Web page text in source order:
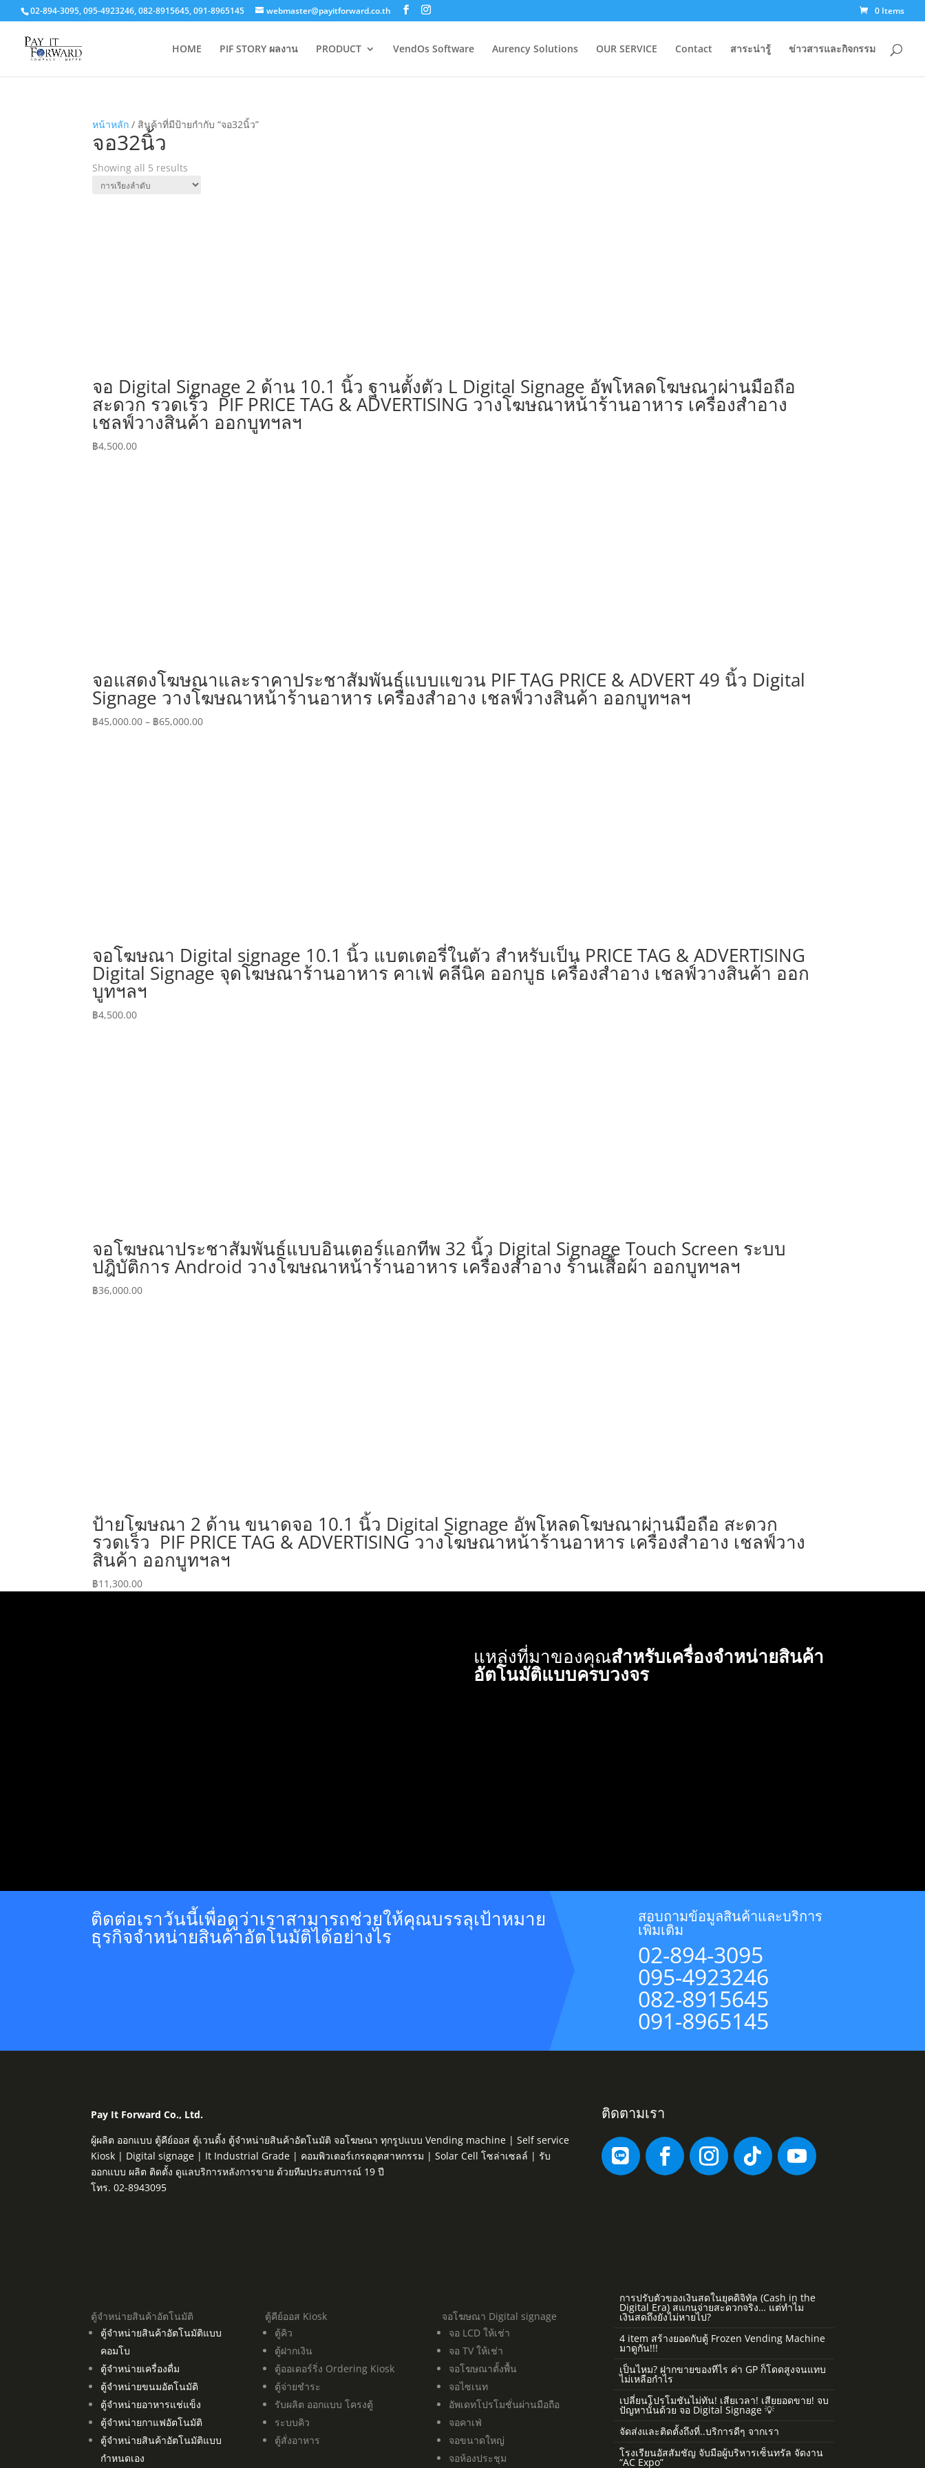
02-894-3095, 095-4923246, 082-8915645, 091-8965145 webmaster@payitforward.co.th 0 Items
HOME PIF STORY ผลงาน PRODUCT VendOs Software Aurency Solutions OUR SERVICE Contact สาระน่ารู้ ข่าวสารและกิจกรรม
หน้าหลัก / สินค้าที่มีป้ายกำกับ “จอ32นิ้ว”
จอ32นิ้ว
Showing all 5 results
จอ Digital Signage 2 ด้าน 10.1 นิ้ว ฐานตั้งตัว L Digital Signage อัพโหลดโฆษณาผ่านมือถือ
สะดวก รวดเร็ว PIF PRICE TAG & ADVERTISING วางโฆษณาหน้าร้านอาหาร เครื่องสำอาง
เชลฟ์วางสินค้า ออกบูทฯลฯ
฿4,500.00
จอแสดงโฆษณาและราคาประชาสัมพันธ์แบบแขวน PIF TAG PRICE & ADVERT 49 นิ้ว Digital
Signage วางโฆษณาหน้าร้านอาหาร เครื่องสำอาง เชลฟ์วางสินค้า ออกบูทฯลฯ
฿45,000.00 – ฿65,000.00Price
จอโฆษณา Digital signage 10.1 นิ้ว แบตเตอรี่ในตัว สำหรับเป็น PRICE TAG & ADVERTISING
Digital Signage จุดโฆษณาร้านอาหาร คาเฟ่ คลีนิค ออกบูธ เครื่องสำอาง เชลฟ์วางสินค้า ออก
บูทฯลฯ
฿4,500.00
จอโฆษณาประชาสัมพันธ์แบบอินเตอร์แอกทีพ 32 นิ้ว Digital Signage Touch Screen ระบบ
ปฎิบัติการ Android วางโฆษณาหน้าร้านอาหาร เครื่องสำอาง ร้านเสื้อผ้า ออกบูทฯลฯ
฿36,000.00
ป้ายโฆษณา 2 ด้าน ขนาดจอ 10.1 นิ้ว Digital Signage อัพโหลดโฆษณาผ่านมือถือ สะดวก
รวดเร็ว PIF PRICE TAG & ADVERTISING วางโฆษณาหน้าร้านอาหาร เครื่องสำอาง เชลฟ์วาง
สินค้า ออกบูทฯลฯ
฿11,300.00
แหล่งที่มาของคุณสำหรับเครื่องจำหน่ายสินค้า
อัตโนมัติแบบครบวงจร
ติดต่อเราวันนี้เพื่อดูว่าเราสามารถช่วยให้คุณบรรลุเป้าหมาย
ธุรกิจจำหน่ายสินค้าอัตโนมัติได้อย่างไร
สอบถามข้อมูลสินค้าและบริการ
เพิ่มเติม
02-894-3095
095-4923246
082-8915645
091-8965145
Pay It Forward Co., Ltd.
ผู้ผลิต ออกแบบ ตู้คีย์ออส ตู้เวนดิ้ง ตู้จำหน่ายสินค้าอัตโนมัติ จอโฆษณา ทุกรูปแบบ Vending machine | Self service
Kiosk | Digital signage | It Industrial Grade | คอมพิวเตอร์เกรดอุตสาหกรรม | Solar Cell โซล่าเซลล์ | รับ
ออกแบบ ผลิต ติดตั้ง ดูแลบริการหลังการขาย ด้วยทีมประสบการณ์ 19 ปี
โทร. 02-8943095
ติดตามเรา
ตู้จำหน่ายสินค้าอัตโนมัติ
ตู้จำหน่ายสินค้าอัตโนมัติแบบ
คอมโบ
ตู้จำหน่ายเครื่องดื่ม
ตู้จำหน่ายขนมอัตโนมัติ
ตู้จำหน่ายอาหารแช่แข็ง
ตู้จำหน่ายกาแฟอัตโนมัติ
ตู้จำหน่ายสินค้าอัตโนมัติแบบ
กำหนดเอง
ตู้คีย์ออส Kiosk
ตู้คิว
ตู้ฝากเงิน
ตู้ออเดอร์ริ่ง Ordering Kiosk
ตู้จ่ายชำระ
รับผลิต ออกแบบ โครงตู้
ระบบคิว
ตู้สั่งอาหาร
จอโฆษณา Digital signage
จอ LCD ให้เช่า
จอ TV ให้เช่า
จอโฆษณาตั้งพื้น
จอไซเนท
อัพเดทโปรโมชั่นผ่านมือถือ
จอคาเฟ่
จอขนาดใหญ่
จอห้องประชุม
การปรับตัวของเงินสดในยุคดิจิทัล (Cash in the
Digital Era) สแกนจ่ายสะดวกจริง… แต่ทำไม
เงินสดถึงยังไม่หายไป?
4 item สร้างยอดกับตู้ Frozen Vending Machine
มาดูกัน!!!
เป็นไหม? ฝากขายของทีไร ค่า GP ก็โดดสูงจนแทบ
ไม่เหลือกำไร
เปลี่ยนโปรโมชันไม่ทัน! เสียเวลา! เสียยอดขาย! จบ
ปัญหานั้นด้วย จอ Digital Signage 💡
จัดส่งและติดตั้งถึงที่..บริการดีๆ จากเรา
โรงเรียนอัสสัมชัญ จับมือผู้บริหารเซ็นทรัล จัดงาน
“AC Expo”